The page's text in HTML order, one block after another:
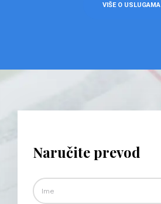
VIŠE O USLUGAMA
Naručite prevod